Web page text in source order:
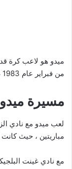
ميدو هو لاعب كرة
من فبراير عام 1983 م في مدينة القاهرة .
مسيرة ميدو
لعب ميدو مع نادي
مباريتين ، حيث
مع نادي غينت